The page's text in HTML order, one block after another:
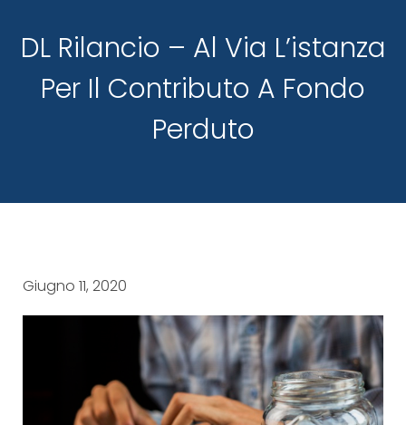
DL Rilancio – Al Via L’istanza
Per Il Contributo A Fondo
Perduto
Giugno 11, 2020